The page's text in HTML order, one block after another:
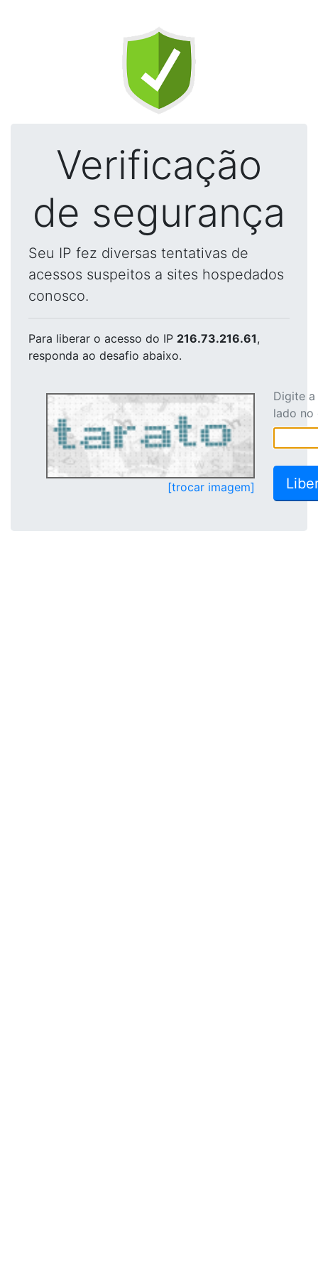
Verificação
de segurança
Seu IP fez diversas tentativas de
acessos suspeitos a sites hospedados
conosco.
Para liberar o acesso do IP 216.73.216.61,
responda ao desafio abaixo.
[trocar imagem]
Digite
lado no